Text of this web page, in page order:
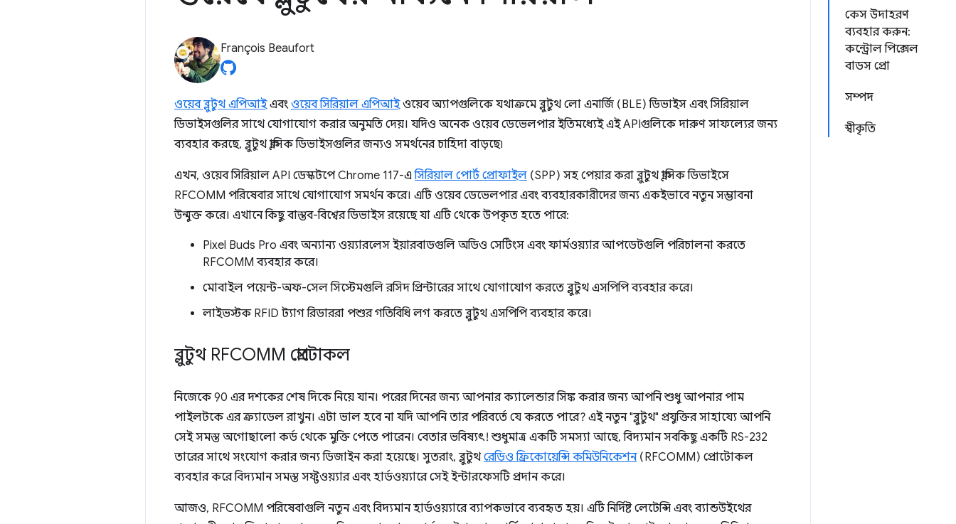
কেস উদাহরণ
ব্যবহার করুন:
কন্ট্রোল পিক্সেল
বাডস প্রো
সম্পদ
স্বীকৃতি
François Beaufort
ওয়েব ব্লুটুথ এপিআইএবং ওয়েব সিরিয়াল এপিআইওয়েব অ্যাপগুলিকে যথাক্রমে ব্লুটুথ লো এনার্জি (BLE) ডিভাইস এবং সিরিয়াল
ডিভাইসগুলির সাথে যোগাযোগ করার অনুমতি দেয়। যদিও অনেক ওয়েব ডেভেলপার ইতিমধ্যেই এই APIগুলিকে দারুণ সাফল্যের জন্য
ব্যবহার করছে, ব্লুটুথ ক্লাসিক ডিভাইসগুলির জন্যও সমর্থনের চাহিদা বাড়ছে৷
এখন, ওয়েব সিরিয়াল API ডেস্কটপে Chrome 117-এসিরিয়াল পোর্ট প্রোফাইল (SPP) সহ পেয়ার করা ব্লুটুথ ক্লাসিক ডিভাইসে
RFCOMM পরিষেবার সাথে যোগাযোগ সমর্থন করে। এটি ওয়েব ডেভেলপার এবং ব্যবহারকারীদের জন্য একইভাবে নতুন সম্ভাবনা
উন্মুক্ত করে। এখানে কিছু বাস্তব-বিশ্বের ডিভাইস রয়েছে যা এটি থেকে উপকৃত হতে পারে:
Pixel Buds Pro এবং অন্যান্য ওয়্যারলেস ইয়ারবাডগুলি অডিও সেটিংস এবং ফার্মওয়্যার আপডেটগুলি পরিচালনা করতে
RFCOMM ব্যবহার করে।
মোবাইল পয়েন্ট-অফ-সেল সিস্টেমগুলি রসিদ প্রিন্টারের সাথে যোগাযোগ করতে ব্লুটুথ এসপিপি ব্যবহার করে।
লাইভস্টক RFID ট্যাগ রিডাররা পশুর গতিবিধি লগ করতে ব্লুটুথ এসপিপি ব্যবহার করে।
ব্লুটুথ RFCOMM প্রোটোকল
নিজেকে 90 এর দশকের শেষ দিকে নিয়ে যান। পরের দিনের জন্য আপনার ক্যালেন্ডার সিঙ্ক করার জন্য আপনি শুধু আপনার পাম
পাইলটকে এর ক্র্যাডেল রাখুন। এটা ভাল হবে না যদি আপনি তার পরিবর্তে যে করতে পারে? এই নতুন "ব্লুটুথ" প্রযুক্তির সাহায্যে আপনি
সেই সমস্ত অগোছালো কর্ড থেকে মুক্তি পেতে পারেন। বেতার ভবিষ্যৎ! শুধুমাত্র একটি সমস্যা আছে, বিদ্যমান সবকিছু একটি RS-232
তারের সাথে সংযোগ করার জন্য ডিজাইন করা হয়েছে। সুতরাং, ব্লুটুথ রেডিও ফ্রিকোয়েন্সি কমিউনিকেশন(RFCOMM) প্রোটোকল
ব্যবহার করে বিদ্যমান সমস্ত সফ্টওয়্যার এবং হার্ডওয়্যারে সেই ইন্টারফেসটি প্রদান করে।
আজও, RFCOMM পরিষেবাগুলি নতুন এবং বিদ্যমান হার্ডওয়্যারে ব্যাপকভাবে ব্যবহৃত হয়। এটি নির্দিষ্ট লেটেন্সি এবং ব্যান্ডউইথের